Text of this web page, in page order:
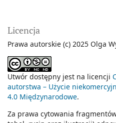
Licencja
Prawa autorskie (c) 2025 Olga
Utwór dostępny jest na licencji
autorstwa – Użycie
4.0 Międzynarodowe.
Za prawa cytowania